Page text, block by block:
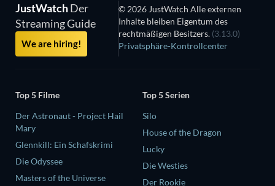
JustWatchDer
Streaming Guide
We are hiring!
© 2026 JustWatch Alle externen
Inhalte bleiben Eigentum des
rechtmäßigen Besitzers. (3.13.0)
Privatsphäre-Kontrollcenter
Top 5 Filme
Der Astronaut - Project Hail
Mary
Glennkill: Ein Schafskrimi
Die Odyssee
Masters of the Universe
Top 5 Serien
Silo
House of the Dragon
Lucky
Die Westies
Der Rookie